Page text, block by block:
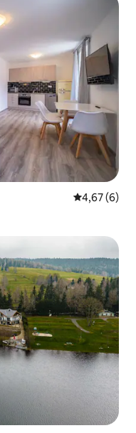
Vlerësimi
4,67 (6)